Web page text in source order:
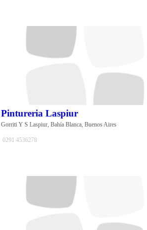
Pintureria Laspiur
Gorriti Y S Laspiur, Bahía Blanca, Buenos Aires
0291 4536278